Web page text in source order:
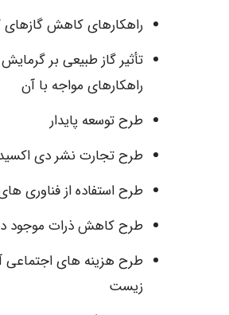
راهکارهای کاهش گازهای
تأثیر گاز طبیعی بر
راهکارهای مواجه با آن
طرح توسعه پایدار
طرح تجارت نشر دی
طرح استفاده از فناوری
طرح کاهش ذرات موجود
طرح هزینه های اجتماعی
زیست